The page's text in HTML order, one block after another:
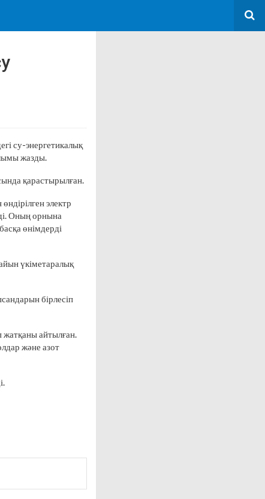
су-энергетикалық
жазды.
қарастырылған.
электр
Оның орнына
өнімдерді
үкіметаралық
бірлесіп
жатқаны айтылған.
және азот